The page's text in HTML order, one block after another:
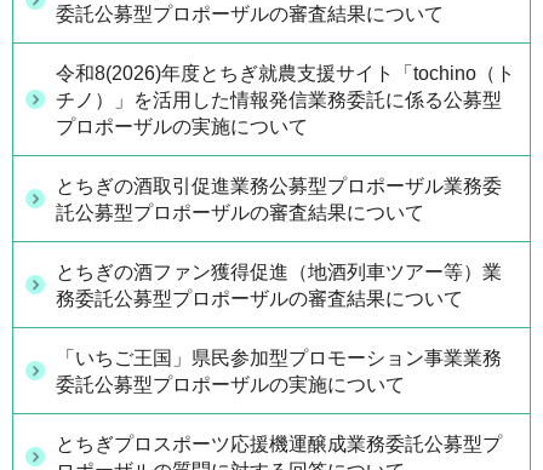
委託公募型プロポーザルの審査結果について
令和8(2026)年度とちぎ就農支援サイト「tochino（ト
チノ）」を活用した情報発信業務委託に係る公募型
プロポーザルの実施について
とちぎの酒取引促進業務公募型プロポーザル業務委
託公募型プロポーザルの審査結果について
とちぎの酒ファン獲得促進（地酒列車ツアー等）業
務委託公募型プロポーザルの審査結果について
「いちご王国」県民参加型プロモーション事業業務
委託公募型プロポーザルの実施について
とちぎプロスポーツ応援機運醸成業務委託公募型プ